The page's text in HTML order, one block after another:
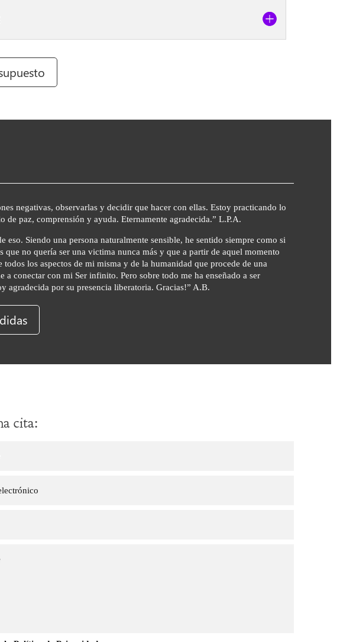
negativas, observarlas y decidir que hacer con ellas. Estoy practicando lo
de paz, comprensión y ayuda. Eternamente agradecida.” L.P.A.
Siendo una persona naturalmente sensible, he sentido siempre como si
no quería ser una victima nunca más y que a partir de aquel momento
los aspectos de mi misma y de la humanidad que procede de una
conectar con mi Ser infinito. Pero sobre todo me ha enseñado a ser
agradecida por su presencia liberatoria. Gracias!” A.B.
cita: